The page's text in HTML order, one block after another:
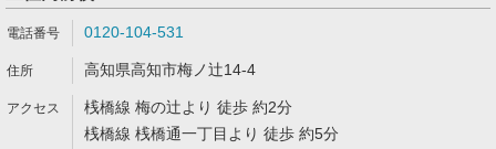
0120-104-531
高知県高知市梅ノ辻14-4
桟橋線 梅の辻より 徒歩 約2分
桟橋線 桟橋通一丁目より 徒歩 約5分